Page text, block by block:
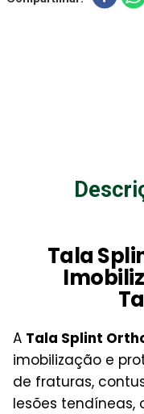
Tala
A Tala Splint
imobilização e
de fraturas,
lesões tendíneas,